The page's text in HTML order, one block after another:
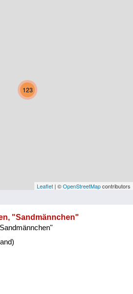
Niederösterreich
Oberösterreich
Vorarlberg
Kategorie
123
Leaflet | ©OpenStreetMapcontributors
"Sandmännchen"